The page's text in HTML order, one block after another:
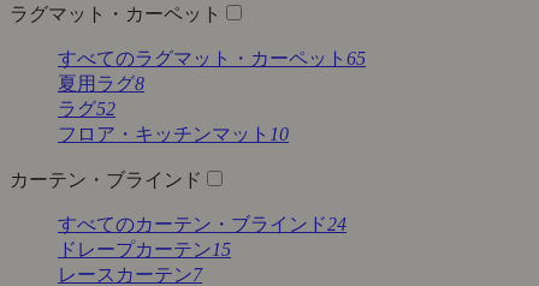
ラグマット・カーペット
すべてのラグマット・カーペット 65
夏用ラグ8
ラグ52
フロア・キッチンマット 10
カーテン・ブラインド
すべてのカーテン・ブラインド24
ドレープカーテン15
レースカーテン7